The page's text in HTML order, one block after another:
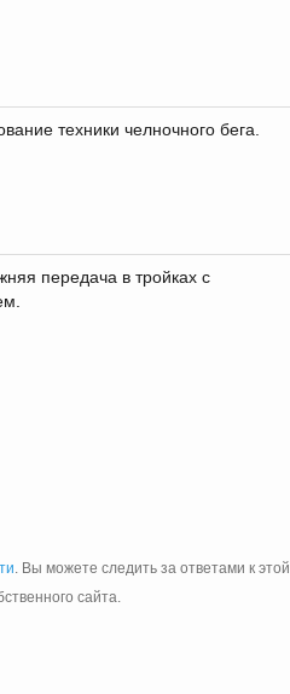
техники челночного бега.
передача в тройках с
. Вы можете следить за ответами к этой
сайта.